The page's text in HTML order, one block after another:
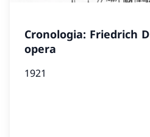
Cronologia: Friedrich
opera
1921